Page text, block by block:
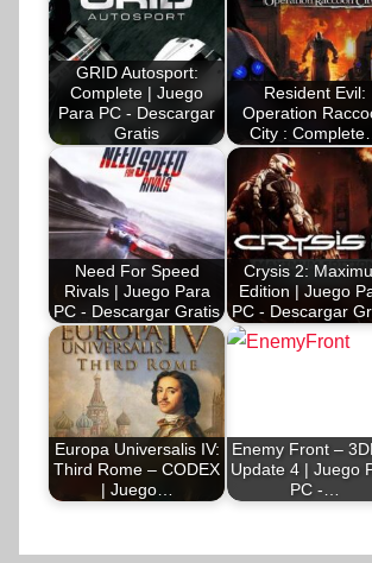
GRID Autosport:
Complete | Juego
Para PC - Descargar
Gratis
Resident Evil:
Operation
City : Complete…
Need For Speed
Rivals | Juego Para
PC - Descargar Gratis
Crysis 2:
Edition | Juego
PC - Descargar
Europa Universalis IV:
Third Rome – CODEX
| Juego…
Enemy Front –
Update 4 | Juego
PC -…